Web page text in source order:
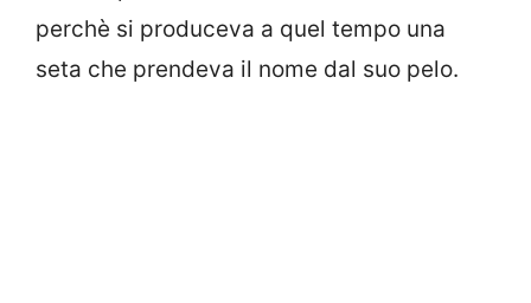
perchè si produceva a quel tempo una
seta che prendeva il nome dal suo pelo.